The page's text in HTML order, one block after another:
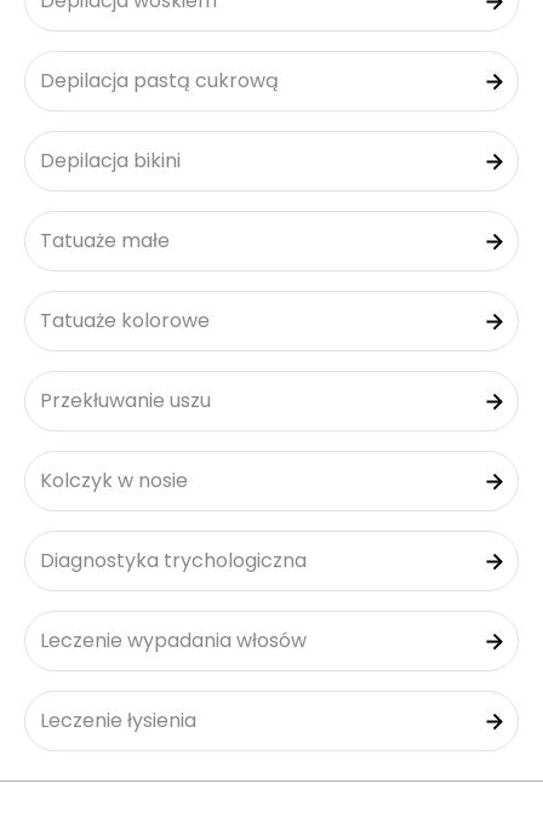
Depilacja pastą cukrową
Depilacja bikini
Tatuaże małe
Tatuaże kolorowe
Przekłuwanie uszu
Kolczyk w nosie
Diagnostyka trychologiczna
Leczenie wypadania włosów
Leczenie łysienia